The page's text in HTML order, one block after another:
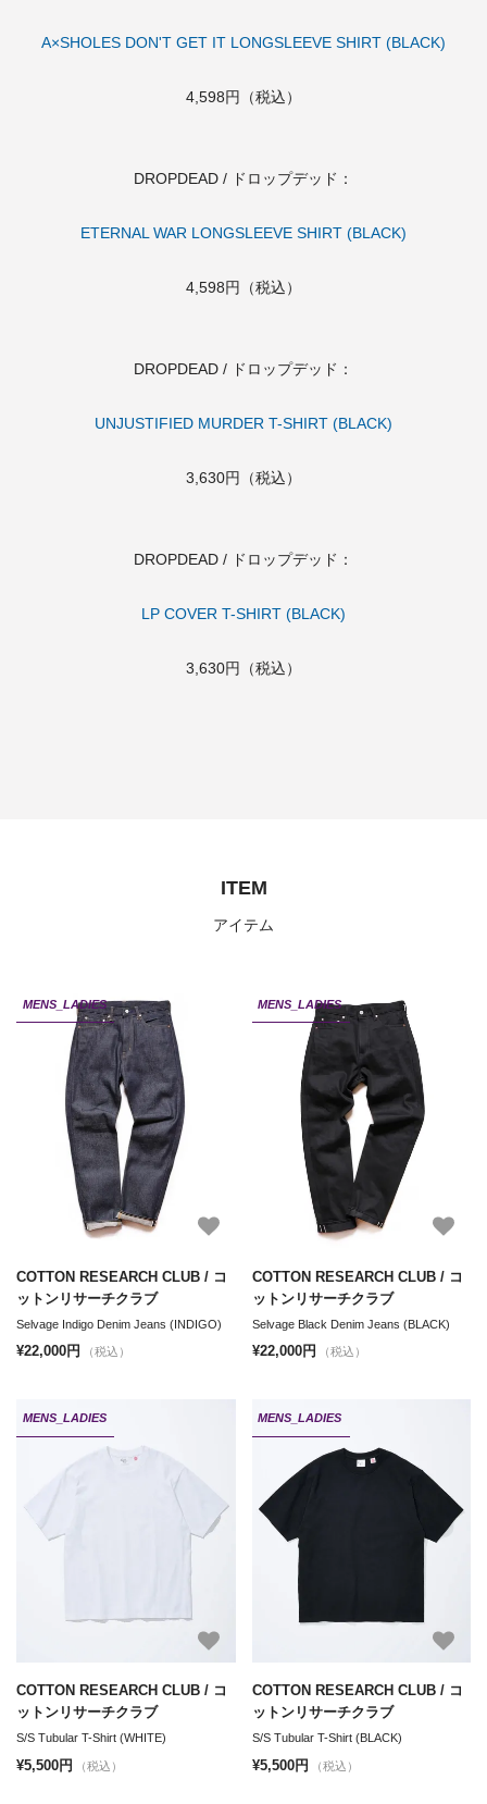
A×SHOLES DON'T GET IT LONGSLEEVE SHIRT (BLACK)
4,598円（税込）
DROPDEAD / ドロップデッド：
ETERNAL WAR LONGSLEEVE SHIRT (BLACK)
4,598円（税込）
DROPDEAD / ドロップデッド：
UNJUSTIFIED MURDER T-SHIRT (BLACK)
3,630円（税込）
DROPDEAD / ドロップデッド：
LP COVER T-SHIRT (BLACK)
3,630円（税込）
ITEM
アイテム
MENS_LADIES
COTTON RESEARCH CLUB / コ
ットンリサーチクラブ
Selvage Indigo Denim Jeans (INDIGO)
¥22,000円 （税込）
MENS_LADIES
COTTON RESEARCH CLUB / コ
ットンリサーチクラブ
Selvage Black Denim Jeans (BLACK)
¥22,000円 （税込）
MENS_LADIES
COTTON RESEARCH CLUB / コ
ットンリサーチクラブ
S/S Tubular T-Shirt (WHITE)
¥5,500円 （税込）
MENS_LADIES
COTTON RESEARCH CLUB / コ
ットンリサーチクラブ
S/S Tubular T-Shirt (BLACK)
¥5,500円 （税込）